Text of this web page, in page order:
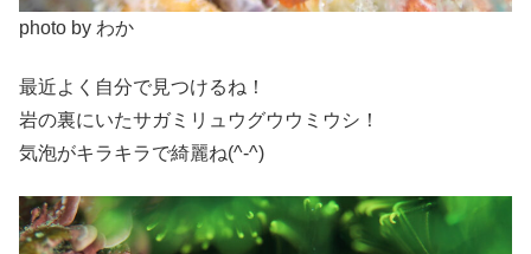
photo by わか
最近よく自分で見つけるね！
岩の裏にいたサガミリュウグウウミウシ！
気泡がキラキラで綺麗ね(^-^)